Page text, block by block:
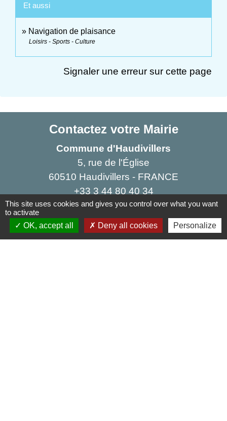
Et aussi
Navigation de plaisance
Loisirs - Sports - Culture
Signaler une erreur sur cette page
Contactez votre Mairie
Commune d'Haudivillers
5, rue de l'Église
60510 Haudivillers - FRANCE
+33 3 44 80 40 34
Contact par formulaire
This site uses cookies and gives you control over what you want
to activate
OK, accept all
Deny all cookies Personalize